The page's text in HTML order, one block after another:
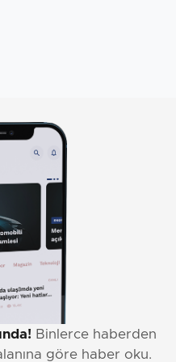
Binlerce haberden
göre haber oku.